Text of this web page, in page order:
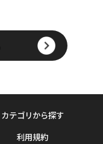
カテゴリから探す
利用規約